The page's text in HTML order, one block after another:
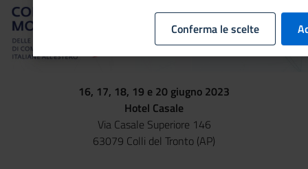
16, 17, 18, 19 e 20 giugno 2023
Hotel Casale
Via Casale Superiore 146
63079 Colli del Tronto (AP)
Conferma le scelte